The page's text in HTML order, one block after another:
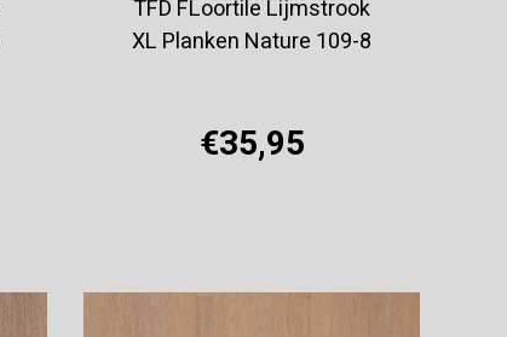
TFD FLoortile Lijmstrook
XL Planken Nature 109-8
€35,95